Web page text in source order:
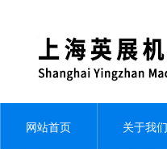
网站首页 关于我们